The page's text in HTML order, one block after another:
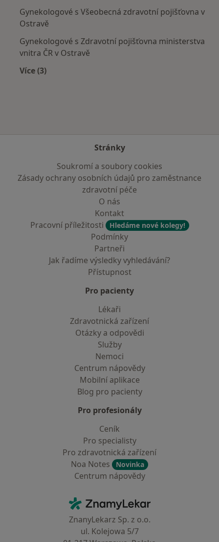
Gynekologové s Všeobecná zdravotní pojišťovna v
Ostravě
Gynekologové s Zdravotní pojišťovna ministerstva
vnitra ČR v Ostravě
Více (3)
Stránky
Soukromí a soubory cookies
Zásady ochrany osobních údajů pro zaměstnance
zdravotní péče
O nás
Kontakt
Pracovní příležitosti
Hledáme nové kolegy!
Podmínky
Partneři
Jak řadíme výsledky vyhledávání?
Přístupnost
Pro pacienty
Lékaři
Zdravotnická zařízení
Otázky a odpovědi
Služby
Nemoci
Centrum nápovědy
Mobilní aplikace
Blog pro pacienty
Pro profesionály
Ceník
Pro specialisty
Pro zdravotnická zařízení
Noa Notes
Novinka
Centrum nápovědy
ZnamyLekar - Hlavní stránka
ZnanyLekarz Sp. z o.o.
ul. Kolejowa 5/7